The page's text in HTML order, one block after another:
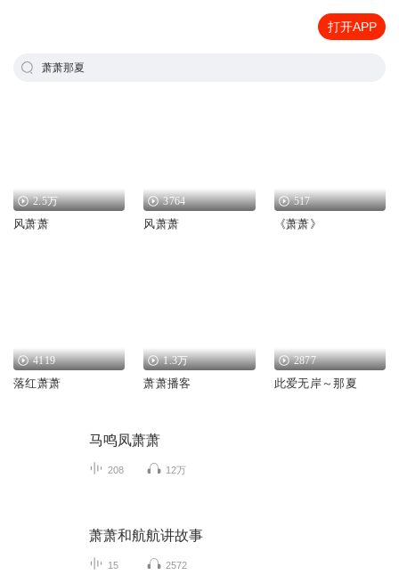
打开APP
萧萧那夏
2.5万
风萧萧
3764
风萧萧
517
《萧萧》
4119
落红萧萧
1.3万
萧萧播客
2877
此爱无岸～那夏
马鸣凤萧萧
208 12万
萧萧和航航讲故事
15 2572